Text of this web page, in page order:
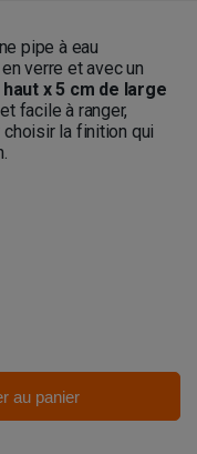
pipe à eau
verre et avec un
x 5 cm de large
facile à ranger,
la finition qui
au panier